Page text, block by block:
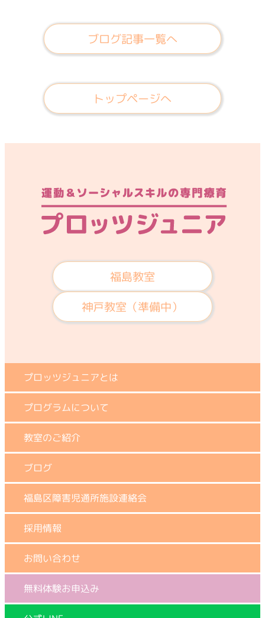
ブログ記事一覧へ
トップページへ
福島教室
神戸教室（準備中）
プロッツジュニアとは
プログラムについて
教室のご紹介
ブログ
福島区障害児通所施設連絡会
採用情報
お問い合わせ
無料体験お申込み